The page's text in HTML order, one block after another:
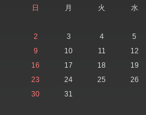
日 月 火 水
2
3 4 5
9
10 11 12
16
17 18 19
23
24 25 26
30
31